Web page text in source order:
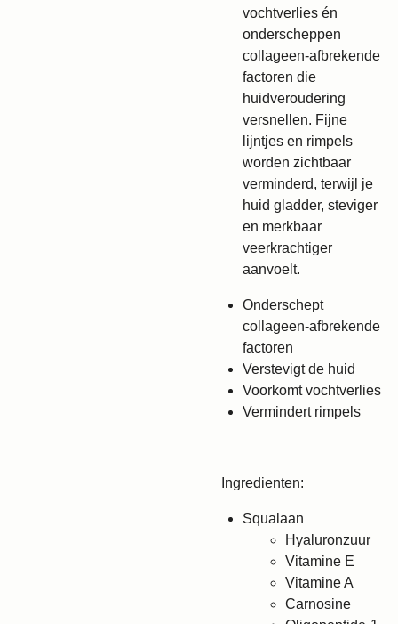
vochtverlies én
onderscheppen
collageen-afbrekende
factoren die
huidveroudering
versnellen. Fijne
lijntjes en rimpels
worden zichtbaar
verminderd, terwijl je
huid gladder, steviger
en merkbaar
veerkrachtiger
aanvoelt.
Onderschept
collageen-afbrekende
factoren
Verstevigt de huid
Voorkomt vochtverlies
Vermindert rimpels
Ingredienten:
Squalaan
Hyaluronzuur
Vitamine E
Vitamine A
Carnosine